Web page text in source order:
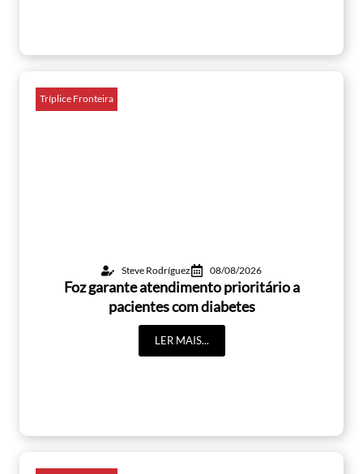
Tríplice Fronteira
Steve Rodríguez 08/08/2026
Foz garante atendimento prioritário a
pacientes com diabetes
LER MAIS...